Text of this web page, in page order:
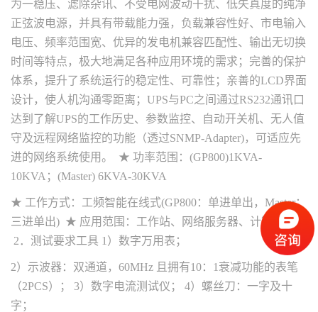
为一稳压、滤除杂讯、不受电网波动干扰、低失真度的纯净
正弦波电源，并具有带载能力强，负载兼容性好、市电输入
电压、频率范围宽、优异的发电机兼容匹配性、输出无切换
时间等特点，极大地满足各种应用环境的需求；完善的保护
体系，提升了系统运行的稳定性、可靠性；亲善的LCD界面
设计，使人机沟通零距离；UPS与PC之间通过RS232通讯口
达到了解UPS的工作历史、参数监控、自动开关机、无人值
守及远程网络监控的功能（透过SNMP-Adapter)，可适应先
进的网络系统使用。 ★ 功率范围：(GP800)1KVA-
10KVA；(Master) 6KVA-30KVA
★ 工作方式：工频智能在线式(GP800：单进单出，Master：
三进单出) ★ 应用范围：工作站、网络服务器、计算机房
2．测试要求工具 1）数字万用表；
2）示波器：双通道，60MHz 且拥有10：1衰减功能的表笔
（2PCS）； 3）数字电流测试仪； 4）螺丝刀：一字及十
字；